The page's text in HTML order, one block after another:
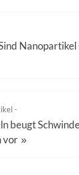
-
beugt
vor »